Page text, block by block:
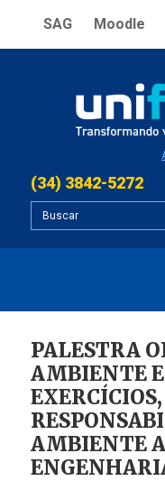
SAG Moodle
(34) 3842-5272
PALESTRA
AMBIENTE
EXERCÍCIOS,
AMBIENTE